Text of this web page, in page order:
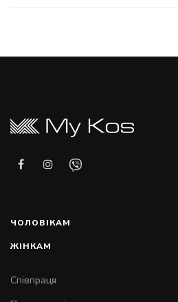
ЧОЛОВІКАМ
ЖІНКАМ
Співпраця